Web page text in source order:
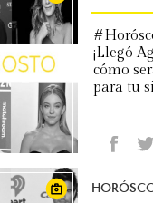
¡Llegó
cómo
para tu